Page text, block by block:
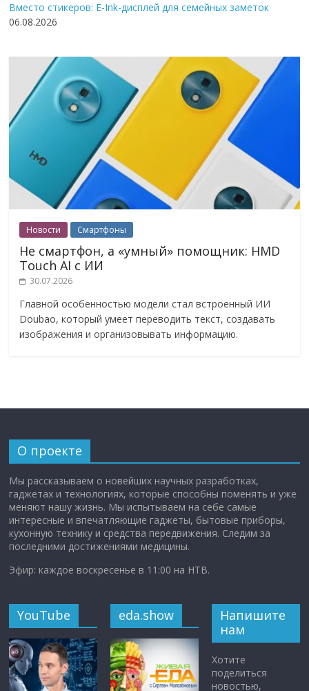
Вместо стикеров: E-Ink-дисплей для семейных заметок
06.08.2026
Новости Смартфоны
Не смартфон, а «умный» помощник: HMD
Touch AI с ИИ
30.07.2026
Главной особенностью модели стал встроенный ИИ
Doubao, который умеет переводить текст, создавать
изображения и организовывать информацию.
О проекте
Мы рассказываем о новейших научных разработках,
гаджетах и технологиях, которые способны поменять и уже
меняют нашу жизнь. Мы испытываем на себе самые
интересные и впечатляющие гаджеты, бытовые приборы,
кухонную технику и средства передвижения. Следим за
последними достижениями медицины.
Эфир: каждое воскресенье в 11:00 на НТВ.
YouTube eda.show
Напишите
нам
Хотите
поделиться
новостью,